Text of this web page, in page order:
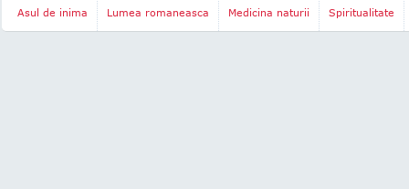
Asul de inima Lumea romaneasca Medicina naturii Spiritualitate